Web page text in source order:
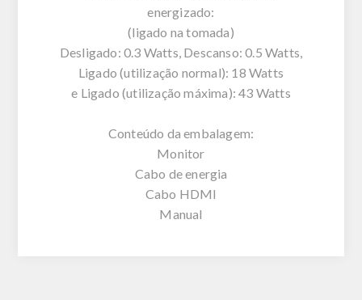
energizado:
(ligado na tomada)
Desligado: 0.3 Watts, Descanso: 0.5 Watts,
Ligado (utilização normal): 18 Watts
e Ligado (utilização máxima): 43 Watts
Conteúdo da embalagem:
Monitor
Cabo de energia
Cabo HDMI
Manual